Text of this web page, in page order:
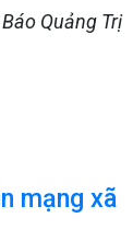
Quảng Trị
mạng xã